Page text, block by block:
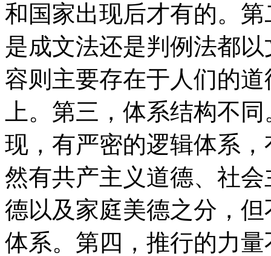
和国家出现后才有的。
是成文法还是判例法都
容则主要存在于人们的
上。第三，体系结构不
现，有严密的逻辑体系
然有共产主义道德、社
德以及家庭美德之分，
体系。第四，推行的力